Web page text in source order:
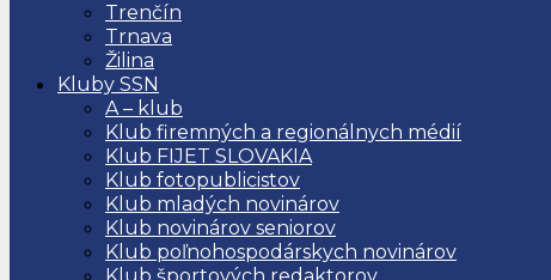
Trenčín
Trnava
Žilina
Kluby SSN
A – klub
Klub firemných a regionálnych médií
Klub FIJET SLOVAKIA
Klub fotopublicistov
Klub mladých novinárov
Klub novinárov seniorov
Klub poľnohospodárskych novinárov